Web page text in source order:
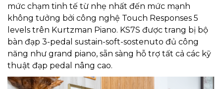
mức chạm tinh tế từ nhẹ nhất đến mức mạnh
không tưởng bởi công nghệ Touch Responses 5
levels trên Kurtzman Piano. KS7S được trang bị bộ
bàn đạp 3-pedal sustain-soft-sostenuto đủ công
năng như grand piano, sẵn sàng hỗ trợ tất cả các kỹ
thuật đạp pedal nâng cao.